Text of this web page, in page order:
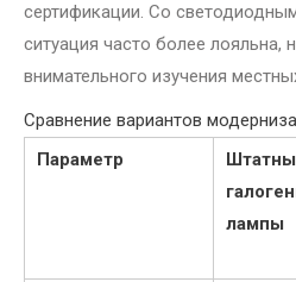
сертификации. Со
ситуация часто более лояльна,
внимательного изучения
Сравнение вариантов
Параметр
лампы